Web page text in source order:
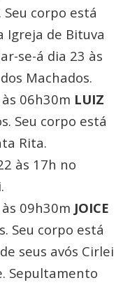
Seu corpo está
Igreja de Bituva
se-á dia 23 às
Machados.
06h30m LUIZ
Seu corpo está
Rita.
às 17h no
09h30m JOICE
Seu corpo está
seus avós Cirlei
Sepultamento